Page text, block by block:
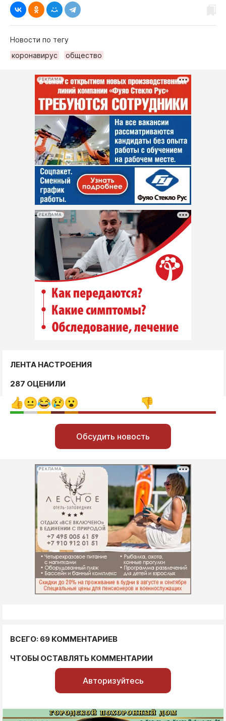
Новости по тегу
коронавирус
общество
РЕКЛАМА
РЕКЛАМА
ЛЕНТА НАСТРОЕНИЯ
287 ОЦЕНИЛИ
Обсудить новость
РЕКЛАМА
ВСЕГО: 69 КОММЕНТАРИЕВ
ЧТОБЫ ОСТАВЛЯТЬ КОММЕНТАРИИ
Авторизуйтесь